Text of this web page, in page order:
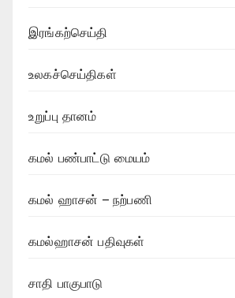
இரங்கற்செய்தி
உலகச்செய்திகள்
உறுப்பு தானம்
கமல் பண்பாட்டு மையம்
கமல் ஹாசன் – நற்பணி
கமல்ஹாசன் பதிவுகள்
சாதி பாகுபாடு